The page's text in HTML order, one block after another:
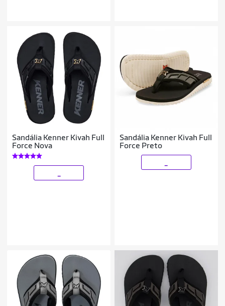
Sandália Kenner Kivah Full
Force Nova
Sandália Kenner Kivah Full
Force Preto